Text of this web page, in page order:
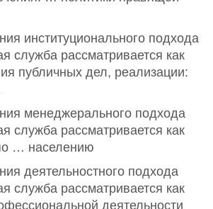
институционального подхода
служба рассматривается как
публичных дел, реализации:
менеджерального подхода
служба рассматривается как
… населению
деятельностного подхода
служба рассматривается как
деятельности